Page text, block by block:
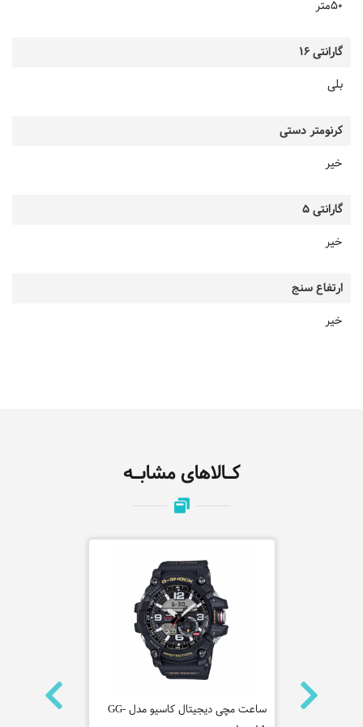
50متر
گارانتی 16
بلی
کرنومتر دستی
خیر
گارانتی 5
خیر
ارتفاع سنج
خیر
کـالاهای مشابـه
مردانه سیکو